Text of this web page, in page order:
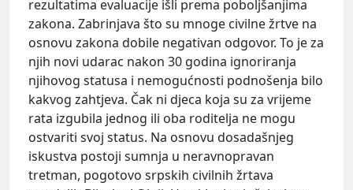
rezultatima evaluacije išli prema poboljšanjima
zakona. Zabrinjava što su mnoge civilne žrtve na
osnovu zakona dobile negativan odgovor. To je za
njih novi udarac nakon 30 godina ignoriranja
njihovog statusa i nemogućnosti podnošenja bilo
kakvog zahtjeva. Čak ni djeca koja su za vrijeme
rata izgubila jednog ili oba roditelja ne mogu
ostvariti svoj status. Na osnovu dosadašnjeg
iskustva postoji sumnja u neravnopravan
tretman, pogotovo srpskih civilnih žrtava